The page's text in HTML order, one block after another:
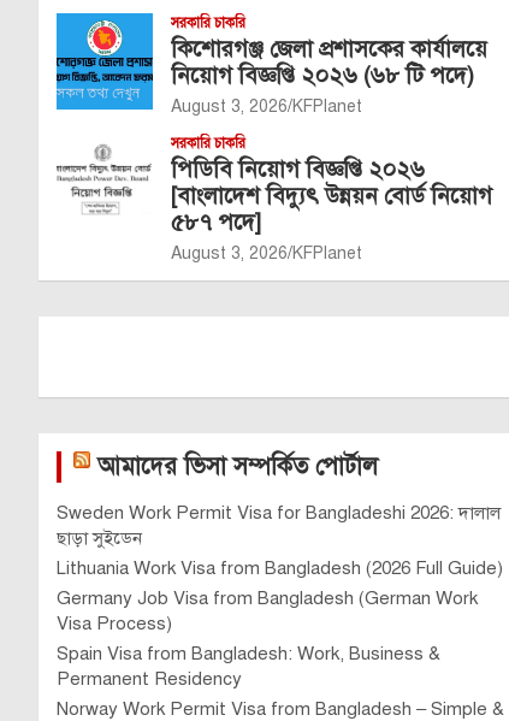
সরকারি চাকরি
কিশোরগঞ্জ জেলা প্রশাসকের কার্যালয়ে
নিয়োগ বিজ্ঞপ্তি ২০২৬ (৬৮ টি পদে)
August 3, 2026 KFPlanet
সরকারি চাকরি
পিডিবি নিয়োগ বিজ্ঞপ্তি ২০২৬
[বাংলাদেশ বিদ্যুৎ উন্নয়ন বোর্ড নিয়োগ
৫৮৭ পদে]
August 3, 2026 KFPlanet
আমাদের ভিসা সম্পর্কিত পোর্টাল
Sweden Work Permit Visa for Bangladeshi 2026: দালাল
ছাড়া সুইডেন
Lithuania Work Visa from Bangladesh (2026 Full Guide)
Germany Job Visa from Bangladesh (German Work
Visa Process)
Spain Visa from Bangladesh: Work, Business &
Permanent Residency
Norway Work Permit Visa from Bangladesh – Simple &